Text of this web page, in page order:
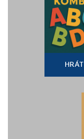
HRÁT